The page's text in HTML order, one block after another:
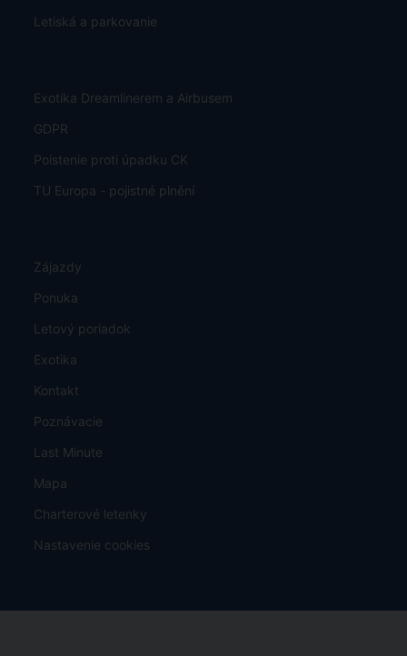
Letiská a parkovanie
Exotika Dreamlinerem a Airbusem
GDPR
Poistenie proti úpadku CK
TU Europa - pojistné plnění
Zájazdy
Ponuka
Letový poriadok
Exotika
Kontakt
Poznávacie
Last Minute
Mapa
Charterové letenky
Nastavenie cookies